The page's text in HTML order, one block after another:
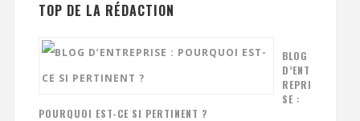
TOP DE LA RÉDACTION
BLOG
D’ENT
REPRI
SE :
POURQUOI EST-CE SI PERTINENT ?